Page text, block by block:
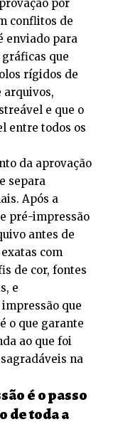
por
conflitos de
enviado para
que
rígidos de
arquivos,
e que o
entre todos os
da aprovação
separa
Após a
pré-impressão
antes de
com
de cor, fontes
e
que
o que garante
ao que foi
na
é o passo
de toda a